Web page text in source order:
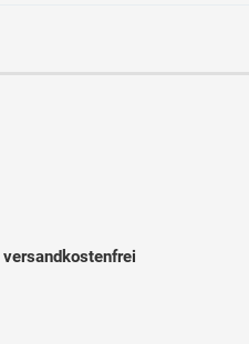
versandkostenfrei